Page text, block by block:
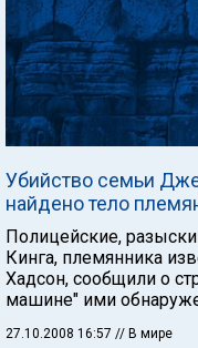
Убийство семьи
найдено тело
Полицейские,
Кинга, племянника
Хадсон, сообщили о
машине" ими
27.10.2008 16:57 // В мире